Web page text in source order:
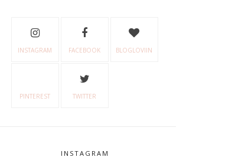
INSTAGRAM FACEBOOK BLOGLOVIIN
PINTEREST TWITTER
INSTAGRAM